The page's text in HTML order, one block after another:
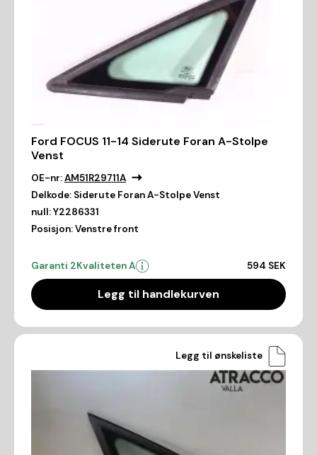
Ford FOCUS 11-14 Siderute Foran A-Stolpe
Venst
OE-nr:AM51R29711A
Delkode: Siderute Foran A-Stolpe Venst
null:Y2286331
Posisjon:Venstre front
Garanti 2Kvaliteten A 594 SEK
Legg til handlekurven
Legg til ønskeliste